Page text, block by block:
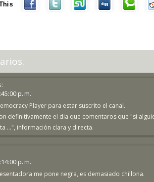
p. m.
Player para estar suscrito el canal.
definitivamente el dia que comentaros que "si
...", información clara y directa.
p. m.
me pone negra, es demasiado chillona.